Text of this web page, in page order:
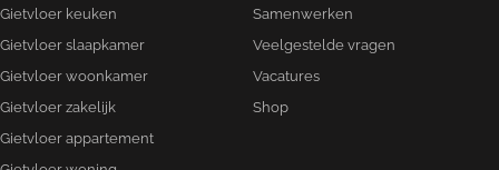
Gietvloer keuken
Gietvloer slaapkamer
Gietvloer woonkamer
Gietvloer zakelijk
Gietvloer appartement
Samenwerken
Veelgestelde vragen
Vacatures
Shop